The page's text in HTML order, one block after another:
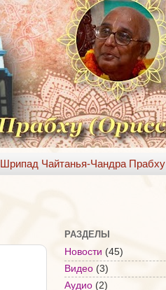
Шрипад Чайтанья-Чандра Прабху
РАЗДЕЛЫ
Новости (45)
Видео (3)
Аудио (2)